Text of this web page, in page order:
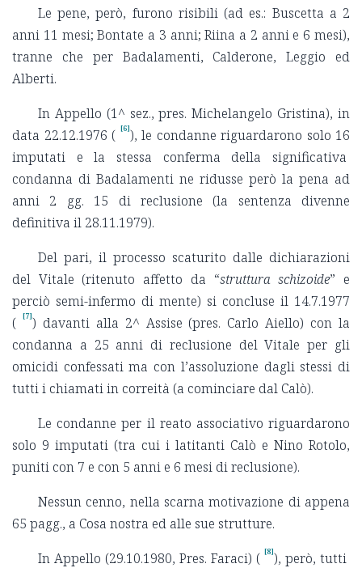
Le pene, però, furono risibili (ad es.: Buscetta a 2
anni 11 mesi; Bontate a 3 anni; Riina a 2 anni e 6 mesi),
tranne che per Badalamenti, Calderone, Leggio ed
Alberti.
In Appello (1^ sez., pres. Michelangelo Gristina), in
data 22.12.1976 ( [6]), le condanne riguardarono solo 16
imputati e la stessa conferma della significativa
condanna di Badalamenti ne ridusse però la pena ad
anni 2 gg. 15 di reclusione (la sentenza divenne
definitiva il 28.11.1979).
Del pari, il processo scaturito dalle dichiarazioni
del Vitale (ritenuto affetto da “struttura schizoide” e
perciò semi-infermo di mente) si concluse il 14.7.1977
(
[7]) davanti alla 2^ Assise (pres. Carlo Aiello) con la
condanna a 25 anni di reclusione del Vitale per gli
omicidi confessati ma con l’assoluzione dagli stessi di
tutti i chiamati in correità (a cominciare dal Calò).
Le condanne per il reato associativo riguardarono
solo 9 imputati (tra cui i latitanti Calò e Nino Rotolo,
puniti con 7 e con 5 anni e 6 mesi di reclusione).
Nessun cenno, nella scarna motivazione di appena
65 pagg., a Cosa nostra ed alle sue strutture.
In Appello (29.10.1980, Pres. Faraci) ( [8]), però, tutti